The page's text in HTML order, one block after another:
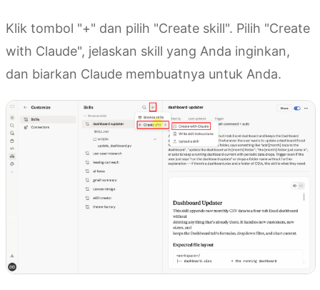
Klik tombol "+" dan pilih "Create skill". Pilih "Create
with Claude", jelaskan skill yang Anda inginkan,
dan biarkan Claude membuatnya untuk Anda.